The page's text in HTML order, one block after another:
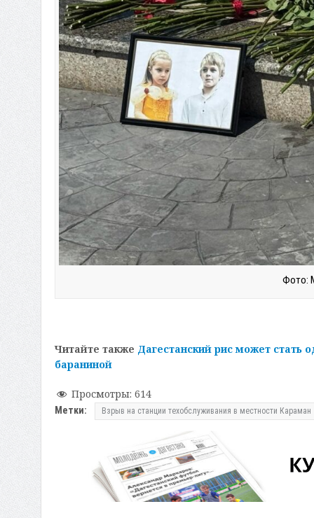
Фото:
Читайте также Дагестанский рис может стать
бараниной
Просмотры: 614
Метки: Взрыв на станции техобслуживания в местности Караман